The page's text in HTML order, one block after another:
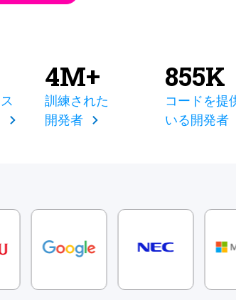
4M+
訓練された
開発者
855K
コードを提
いる開発者